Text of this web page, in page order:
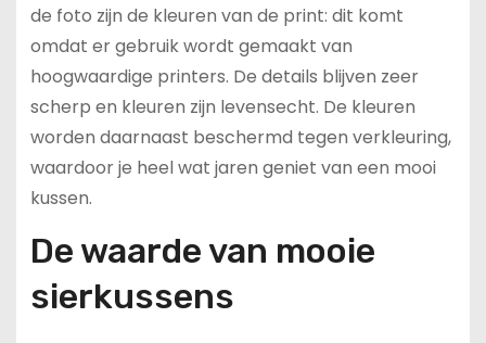
de foto zijn de kleuren van de print: dit komt
omdat er gebruik wordt gemaakt van
hoogwaardige printers. De details blijven zeer
scherp en kleuren zijn levensecht. De kleuren
worden daarnaast beschermd tegen verkleuring,
waardoor je heel wat jaren geniet van een mooi
kussen.
De waarde van mooie
sierkussens